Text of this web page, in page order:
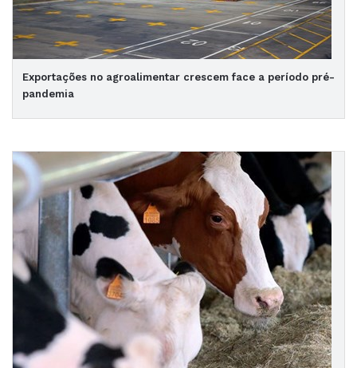
Exportações no agroalimentar crescem face a período pré-
pandemia